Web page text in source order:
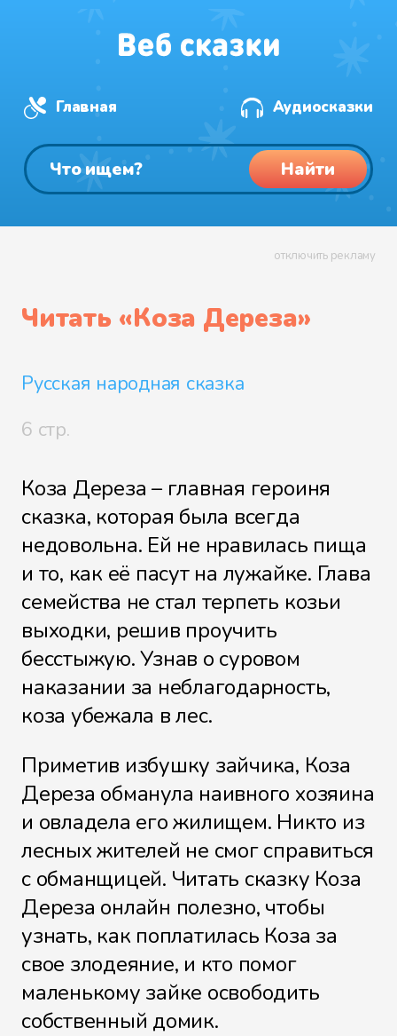
Главная Аудиосказки
Найти
отключить рекламу
Читать «Коза Дереза»
Русская народная сказка
6 стр.
Коза Дереза – главная героиня
сказка, которая была всегда
недовольна. Ей не нравилась пища
и то, как её пасут на лужайке. Глава
семейства не стал терпеть козьи
выходки, решив проучить
бесстыжую. Узнав о суровом
наказании за неблагодарность,
коза убежала в лес.
Приметив избушку зайчика, Коза
Дереза обманула наивного хозяина
и овладела его жилищем. Никто из
лесных жителей не смог справиться
с обманщицей. Читать сказку Коза
Дереза онлайн полезно, чтобы
узнать, как поплатилась Коза за
свое злодеяние, и кто помог
маленькому зайке освободить
собственный домик.